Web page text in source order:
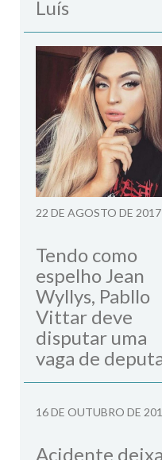
Luís
22 DE AGOSTO DE 2017
Tendo como
espelho Jean
Wyllys, Pabllo
Vittar deve
disputar uma
vaga de
16 DE OUTUBRO DE
Acidente